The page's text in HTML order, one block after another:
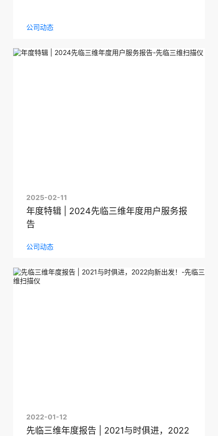
公司动态
2025-02-11
年度特辑 | 2024先临三维年度用户服务报
告
公司动态
2022-01-12
先临三维年度报告 | 2021与时俱进，2022